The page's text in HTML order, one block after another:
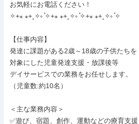
お気軽にお電話ください！
✧+⁎ ⁎+˳✧༚ ̊✧+⁎ ⁎+˳✧༚ ̊✧+⁎ ⁎+˳✧༚ ̊✧
【仕事内容】
発達に課題がある2歳～18歳の子供たちを
対象にした児童発達支援・放課後等
デイサービスでの業務をお任せします。
（児童数:約10名）
＜主な業務内容＞
✅遊び、宿題、創作、運動などの療育支援